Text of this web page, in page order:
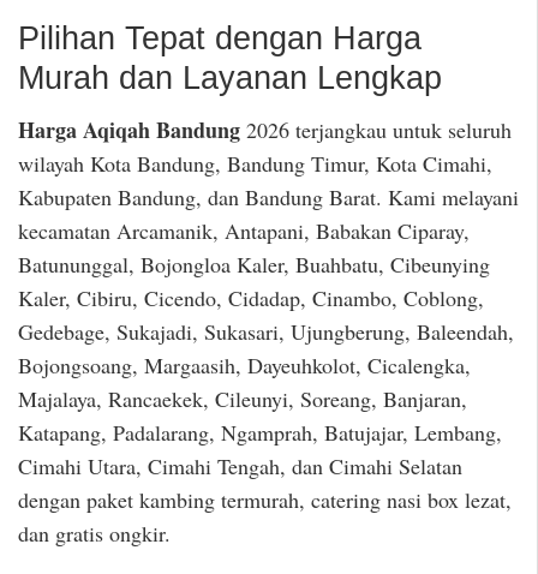
Pilihan Tepat dengan Harga
Murah dan Layanan Lengkap
Harga Aqiqah Bandung 2026 terjangkau untuk seluruh
wilayah Kota Bandung, Bandung Timur, Kota Cimahi,
Kabupaten Bandung, dan Bandung Barat. Kami melayani
kecamatan Arcamanik, Antapani, Babakan Ciparay,
Batununggal, Bojongloa Kaler, Buahbatu, Cibeunying
Kaler, Cibiru, Cicendo, Cidadap, Cinambo, Coblong,
Gedebage, Sukajadi, Sukasari, Ujungberung, Baleendah,
Bojongsoang, Margaasih, Dayeuhkolot, Cicalengka,
Majalaya, Rancaekek, Cileunyi, Soreang, Banjaran,
Katapang, Padalarang, Ngamprah, Batujajar, Lembang,
Cimahi Utara, Cimahi Tengah, dan Cimahi Selatan
dengan paket kambing termurah, catering nasi box lezat,
dan gratis ongkir.